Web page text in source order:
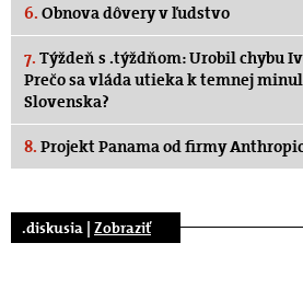
6. Obnova dôvery v ľudstvo
7. Týždeň s .týždňom: Urobil chybu
Prečo sa vláda utieka k temnej
Slovenska?
8. Projekt Panama od firmy
.diskusia | Zobraziť